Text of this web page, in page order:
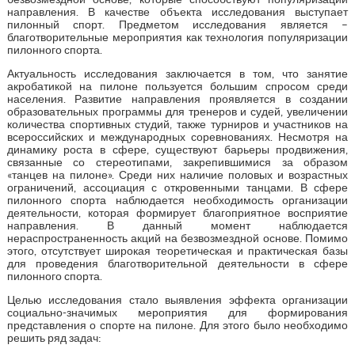
направления. В качестве объекта исследования выступает
пилонный спорт. Предметом исследования является –
благотворительные мероприятия как технология популяризации
пилонного спорта.
Актуальность исследования заключается в том, что занятие
акробатикой на пилоне пользуется большим спросом среди
населения. Развитие направления проявляется в создании
образовательных программы для тренеров и судей, увеличении
количества спортивных студий, также турниров и участников на
всероссийских и международных соревнованиях. Несмотря на
динамику роста в сфере, существуют барьеры продвижения,
связанные со стереотипами, закрепившимися за образом
«танцев на пилоне». Среди них наличие половых и возрастных
ограничений, ассоциация с откровенными танцами. В сфере
пилонного спорта наблюдается необходимость организации
деятельности, которая формирует благоприятное восприятие
направления. В данный момент наблюдается
нераспространенность акций на безвозмездной основе. Помимо
этого, отсутствует широкая теоретическая и практическая базы
для проведения благотворительной деятельности в сфере
пилонного спорта.
Целью исследования стало выявления эффекта организации
социально-значимых мероприятия для формирования
представления о спорте на пилоне. Для этого было необходимо
решить ряд задач: